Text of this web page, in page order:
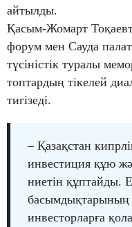
айтылды.
Қасым-Жомарт
форум мен Сауда
түсіністік туралы
топтардың тікелей
тигізеді.
– Қазақстан
инвестиция құю
ниетін құптайды.
басымдықтарының
инвесторларға